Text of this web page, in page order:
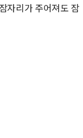
자리가 주어져도 잠